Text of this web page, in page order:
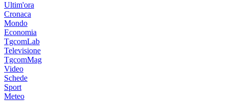
Ultim'ora
Cronaca
Mondo
Economia
TgcomLab
Televisione
TgcomMag
Video
Schede
Sport
Meteo